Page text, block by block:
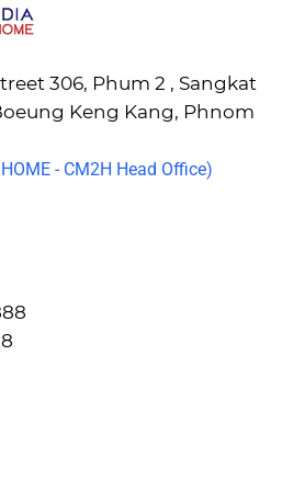
306, Phum 2 , Sangkat
Keng Kang, Phnom
- CM2H Head Office)